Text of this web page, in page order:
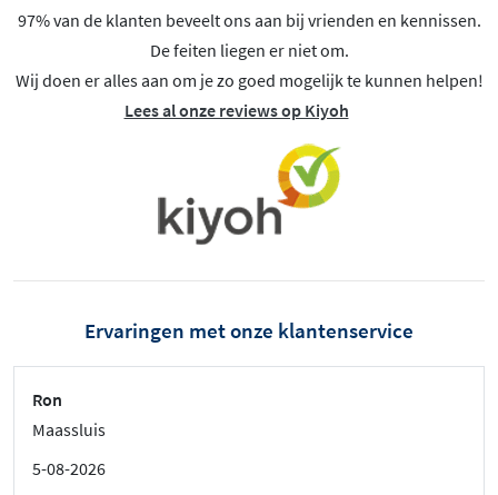
97% van de klanten beveelt ons aan bij vrienden en kennissen.
De feiten liegen er niet om.
Wij doen er alles aan om je zo goed mogelijk te kunnen helpen!
Lees al onze reviews op Kiyoh
Ervaringen met onze klantenservice
Ron
Maassluis
5-08-2026